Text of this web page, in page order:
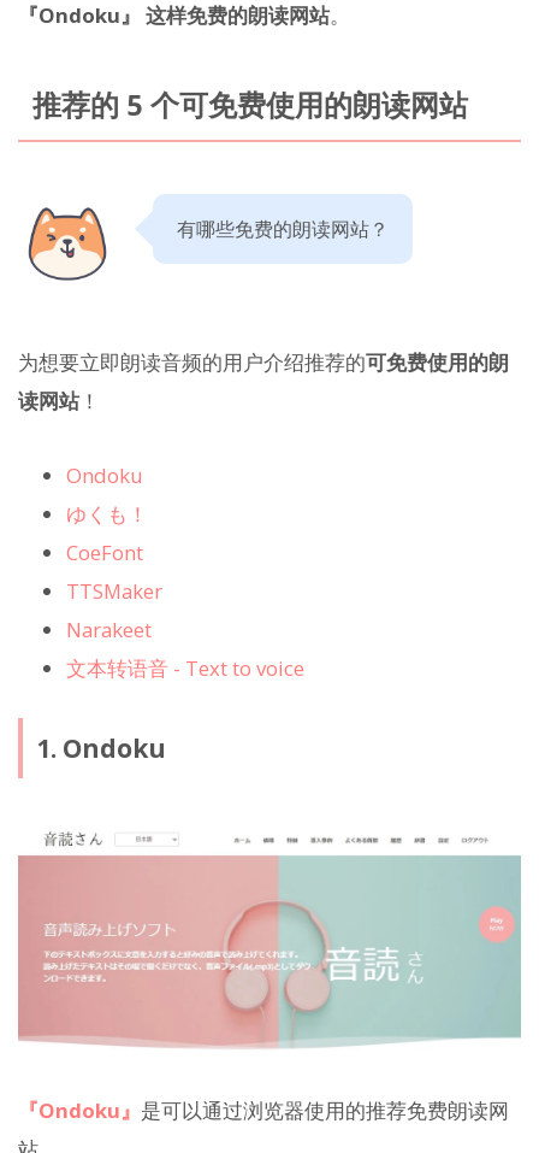
『Ondoku』 这样免费的朗读网站。
推荐的 5 个可免费使用的朗读网站
有哪些免费的朗读网站？
为想要立即朗读音频的用户介绍推荐的可免费使用的朗
读网站！
Ondoku
ゆくも！
CoeFont
TTSMaker
Narakeet
文本转语音 - Text to voice
1. Ondoku
『Ondoku』 是可以通过浏览器使用的推荐免费朗读网